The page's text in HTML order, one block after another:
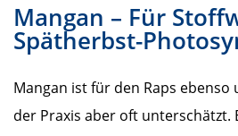
Mangan – Für
Spätherbst-
Mangan ist für den Raps
der Praxis aber oft unterschätzt.